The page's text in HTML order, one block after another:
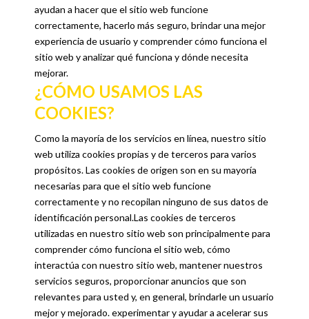
ayudan a hacer que el sitio web funcione
correctamente, hacerlo más seguro, brindar una mejor
experiencia de usuario y comprender cómo funciona el
sitio web y analizar qué funciona y dónde necesita
mejorar.
¿CÓMO USAMOS LAS
COOKIES?
Como la mayoría de los servicios en línea, nuestro sitio
web utiliza cookies propias y de terceros para varios
propósitos. Las cookies de origen son en su mayoría
necesarias para que el sitio web funcione
correctamente y no recopilan ninguno de sus datos de
identificación personal.Las cookies de terceros
utilizadas en nuestro sitio web son principalmente para
comprender cómo funciona el sitio web, cómo
interactúa con nuestro sitio web, mantener nuestros
servicios seguros, proporcionar anuncios que son
relevantes para usted y, en general, brindarle un usuario
mejor y mejorado. experimentar y ayudar a acelerar sus